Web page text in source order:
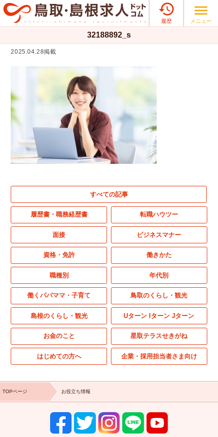

履歴 メニュー
32188892_s
2025.04.28掲載
すべての記事
履歴書・職務経歴書 転職ハウツー
面接 ビジネスマナー
資格・免許 働きかた
職種別 年代別
働くパパママ・子育て 鳥取のくらし・観光
島根のくらし・観光 Uターン Iターン Jターン
お金のこと 星取テラスせきがね
はじめての方へ 企業・採用担当者さま向け
TOPページ お役立ち情報